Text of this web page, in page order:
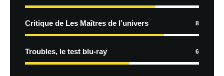
Critique de Les Maîtres de l’univers 8
Troubles, le test blu-ray 6